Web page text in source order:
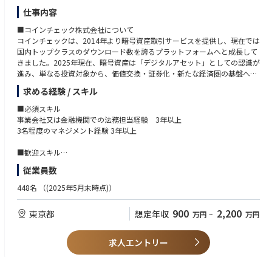
仕事内容
■コインチェック株式会社について
コインチェックは、2014年より暗号資産取引サービスを提供し、現在では
国内トップクラスのダウンロード数を誇るプラットフォームへと成長して
きました。2025年現在、暗号資産は「デジタルアセット」としての認識が
進み、単なる投資対象から、価値交換・証券化・新たな経済圏の基盤へと
変容しつつあります。
私たちはこの社会的な変化を、サービスとして実装するテック集団です。
マネックスグループの一員として、高いコンプライアンス水準を守りなが
らも、新規サービスの立ち上げやブロックチェーン領域への挑戦など、ス
ます。
インフラ、セキュリティ、バックエンドといったプロダクトの基盤は、す
べて自社開発。数秒単位で価格が動く世界においても、安定かつスケーラ
ブルな体験を提供することは、シンプルながら極めて高度なチャレンジで
す。こうした技術的課題を楽しめる方が、金融やEC、SaaSなどさまざま
な業界からジョインし、活躍しています。
コインチェックが求めているのは、「クリプトに詳しい方」だけではあり
ません。「今は詳しくないけれど、社会構造を変える技術に携わりたい」
求める経験 / スキル
■必須スキル
事業会社又は金融機関での法務担当経験 3年以上
3名程度のマネジメント経験 3年以上
■歓迎スキル
利用者交付書面の作成経験者
金融機関所属で当局との折衝経験者
複数の関係者の認識を合わせながら自ら物事を前に進めることができるプ
ロジェクトマネジメントスキル
■求める人物像
様々なバックグラウンド・異なるスキル経験を持つメンバーの意見を尊重
誠実な行動や共感で人やチームを動かせること
従業員数
448名 （(2025年5月末時点)）
東京都 想定年収 900 万円 ~ 2,200 万円
求人エントリー